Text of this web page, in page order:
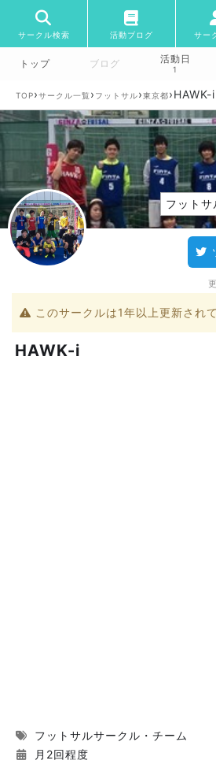
サークル検索 活動ブログ サー
トップ ブログ 活動日
1
TOP›サークル一覧 › フットサル›東京都›HAWK-i
フットサ
このサークルは1年以上更新され
HAWK-i
フットサルサークル・チーム
月2回程度